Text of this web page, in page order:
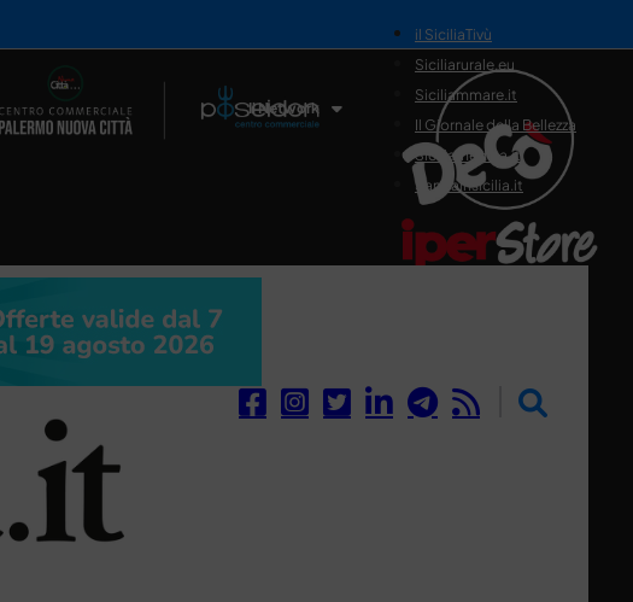
Il Network
il SiciliaTivù
Siciliarurale.eu
Siciliammare.it
Il Giornale della Bellezza
Siciliamedica.it
Sanitainsicilia.it